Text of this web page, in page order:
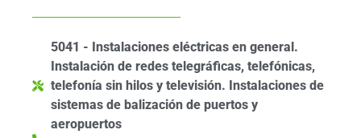
5041 - Instalaciones eléctricas en general.
Instalación de redes telegráficas, telefónicas,
telefonía sin hilos y televisión. Instalaciones de
sistemas de balización de puertos y
aeropuertos